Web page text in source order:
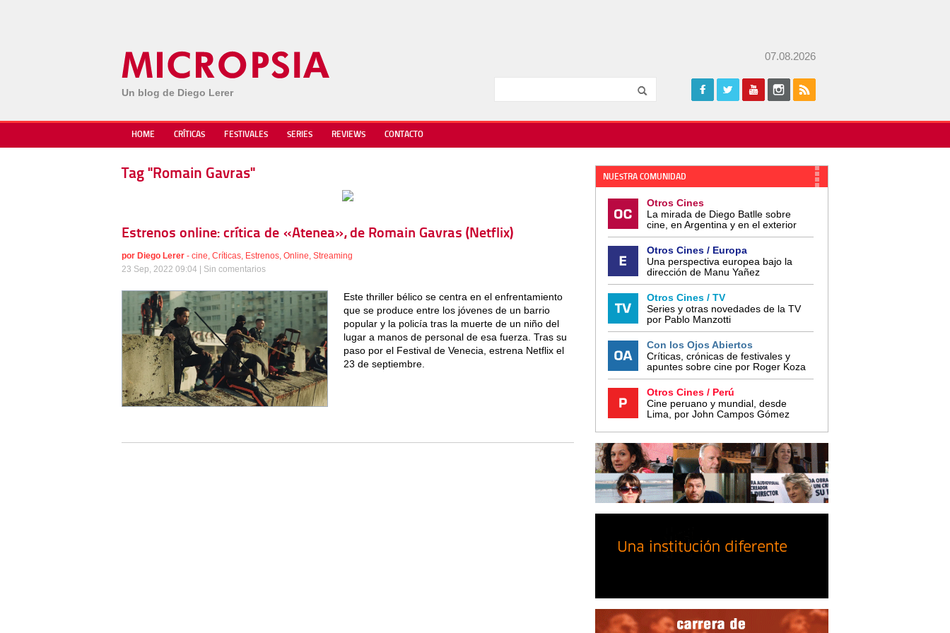
Un blog de Diego Lerer
07.08.2026
HOME CRÍTICAS FESTIVALES SERIES REVIEWS CONTACTO
Tag "Romain Gavras"
Estrenos online: crítica de «Atenea», de Romain Gavras (Netflix)
por Diego Lerer - cine, Críticas, Estrenos, Online, Streaming
23 Sep, 2022 09:04 | Sin comentarios
Este thriller bélico se centra en el enfrentamiento
que se produce entre los jóvenes de un barrio
popular y la policía tras la muerte de un niño del
lugar a manos de personal de esa fuerza. Tras su
paso por el Festival de Venecia, estrena Netflix el
23 de septiembre.
NUESTRA COMUNIDAD
Otros Cines
La mirada de Diego Batlle sobre
cine, en Argentina y en el exterior
Otros Cines / Europa
Una perspectiva europea bajo la
dirección de Manu Yañez
Otros Cines / TV
Series y otras novedades de la TV
por Pablo Manzotti
Con los Ojos Abiertos
Críticas, crónicas de festivales y
apuntes sobre cine por Roger Koza
Otros Cines / Perú
Cine peruano y mundial, desde
Lima, por John Campos Gómez